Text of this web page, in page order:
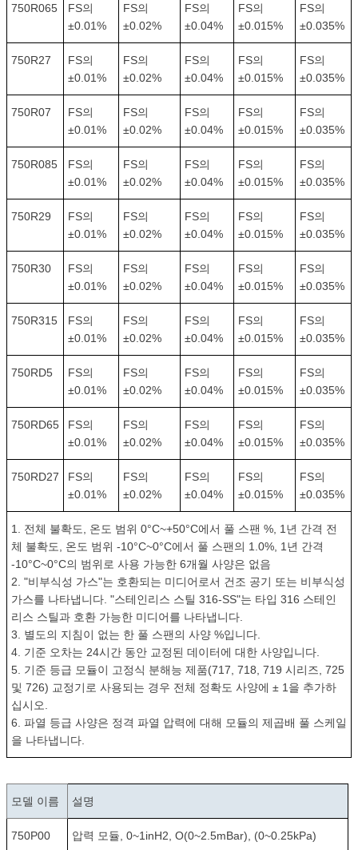
750R065
FS의
±0.01%
FS의
±0.02%
FS의
±0.04%
FS의
±0.015%
FS의
±0.035%
750R27
FS의
±0.01%
FS의
±0.02%
FS의
±0.04%
FS의
±0.015%
FS의
±0.035%
750R07
FS의
±0.01%
FS의
±0.02%
FS의
±0.04%
FS의
±0.015%
FS의
±0.035%
750R085
FS의
±0.01%
FS의
±0.02%
FS의
±0.04%
FS의
±0.015%
FS의
±0.035%
750R29
FS의
±0.01%
FS의
±0.02%
FS의
±0.04%
FS의
±0.015%
FS의
±0.035%
750R30
FS의
±0.01%
FS의
±0.02%
FS의
±0.04%
FS의
±0.015%
FS의
±0.035%
750R315
FS의
±0.01%
FS의
±0.02%
FS의
±0.04%
FS의
±0.015%
FS의
±0.035%
750RD5
FS의
±0.01%
FS의
±0.02%
FS의
±0.04%
FS의
±0.015%
FS의
±0.035%
750RD65
FS의
±0.01%
FS의
±0.02%
FS의
±0.04%
FS의
±0.015%
FS의
±0.035%
750RD27
FS의
±0.01%
FS의
±0.02%
FS의
±0.04%
FS의
±0.015%
FS의
±0.035%
1. 전체 불확도, 온도 범위 0°C~+50°C에서 풀 스팬 %, 1년 간격 전
체 불확도, 온도 범위 -10°C~0°C에서 풀 스팬의 1.0%, 1년 간격
-10°C~0°C의 범위로 사용 가능한 6개월 사양은 없음
2. "비부식성 가스"는 호환되는 미디어로서 건조 공기 또는 비부식성
가스를 나타냅니다. "스테인리스 스틸 316-SS"는 타입 316 스테인
리스 스틸과 호환 가능한 미디어를 나타냅니다.
3. 별도의 지침이 없는 한 풀 스팬의 사양 %입니다.
4. 기준 오차는 24시간 동안 교정된 데이터에 대한 사양입니다.
5. 기준 등급 모듈이 고정식 분해능 제품(717, 718, 719 시리즈, 725
및 726) 교정기로 사용되는 경우 전체 정확도 사양에 ± 1을 추가하
십시오.
6. 파열 등급 사양은 정격 파열 압력에 대해 모듈의 제곱배 풀 스케일
을 나타냅니다.
모델 이름 설명
750P00 압력 모듈, 0~1inH2, O(0~2.5mBar), (0~0.25kPa)